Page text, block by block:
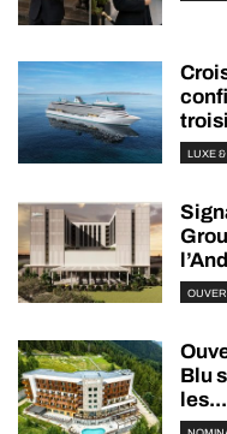
LUXE
Blu
les...